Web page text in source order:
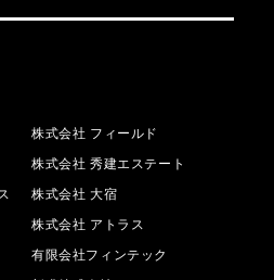
株式会社 フィールド
株式会社 秀建エステート
株式会社 大宿
株式会社 アトラス
有限会社フィンテック